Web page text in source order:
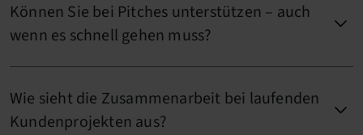
Können Sie bei Pitches unterstützen – auch
wenn es schnell gehen muss?
Wie sieht die Zusammenarbeit bei laufenden
Kundenprojekten aus?